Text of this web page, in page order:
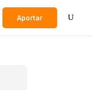
Aportar